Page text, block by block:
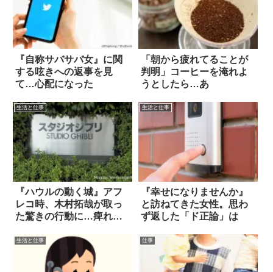
『自称サバサバ女』に関
する呟きへの返事を見
て…心配になった
「朝から疲れてることが
判明」コーヒーを淹れよ
うとしたら…あ
生活と仕事
『ハウルの動く城』アフ
レコ時、木村拓哉が取っ
た驚きの行動に…痺れ
生活と仕事
『幸せになりませんか』
と訪ねてきた女性。思わ
ず返した「ド正論」は
生活と仕事 仕事